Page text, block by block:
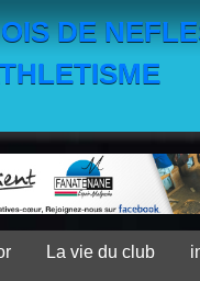
DE
La vie du club